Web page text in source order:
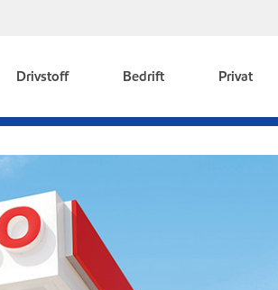
Drivstoff Bedrift Privat